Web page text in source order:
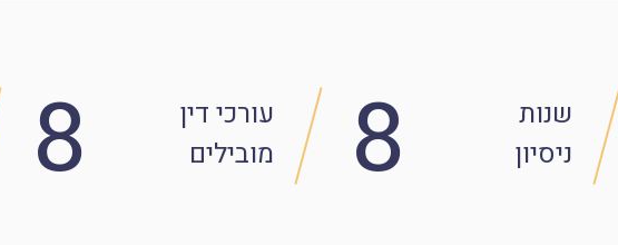
שנות
ניסיון
8
עורכי דין
מובילים
8